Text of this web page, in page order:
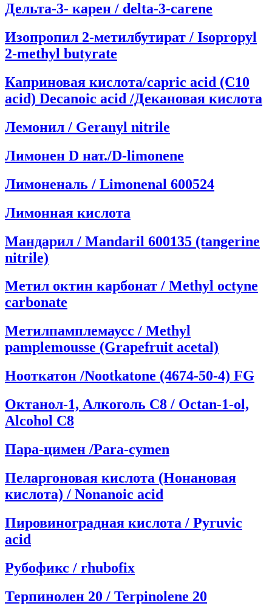
Дельта-3- карен / delta-3-carene
Изопропил 2-метилбутират / Isopropyl
2-methyl butyrate
Каприновая кислота/capric acid (C10
acid) Decanoic acid /Декановая кислота
Лемонил / Geranyl nitrile
Лимонен D нат./D-limonene
Лимоненаль / Limonenal 600524
Лимонная кислота
Мандарил / Mandaril 600135 (tangerine
nitrile)
Метил октин карбонат / Methyl octyne
carbonate
Метилпамплемаусс / Methyl
pamplemousse (Grapefruit acetal)
Нооткатон /Nootkatone (4674-50-4) FG
Октанол-1, Алкоголь С8 / Octan-1-ol,
Alcohol C8
Пара-цимен /Para-cymen
Пеларгоновая кислота (Нонановая
кислота) / Nonanoic acid
Пировиноградная кислота / Pyruvic
acid
Рубофикс / rhubofix
Терпинолен 20 / Terpinolene 20